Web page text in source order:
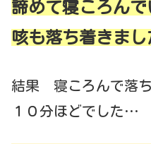
諦めて寝ころんで
咳も落ち着きまし
結果 寝ころんで落
１０分ほどでした…